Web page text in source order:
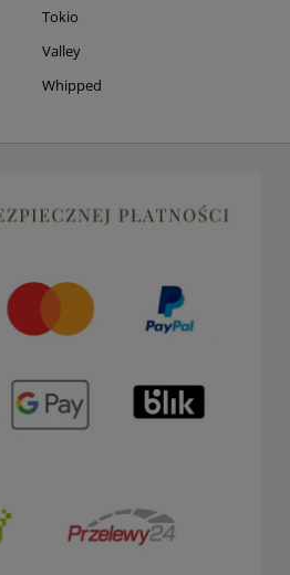
Tokio
Valley
Whipped